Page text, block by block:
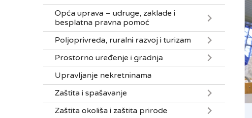
Opća uprava – udruge, zaklade i
besplatna pravna pomoć
Poljoprivreda, ruralni razvoj i turizam
Prostorno uređenje i gradnja
Upravljanje nekretninama
Zaštita i spašavanje
Zaštita okoliša i zaštita prirode